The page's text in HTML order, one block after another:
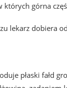
górna
lekarz dobiera
płaski fałd